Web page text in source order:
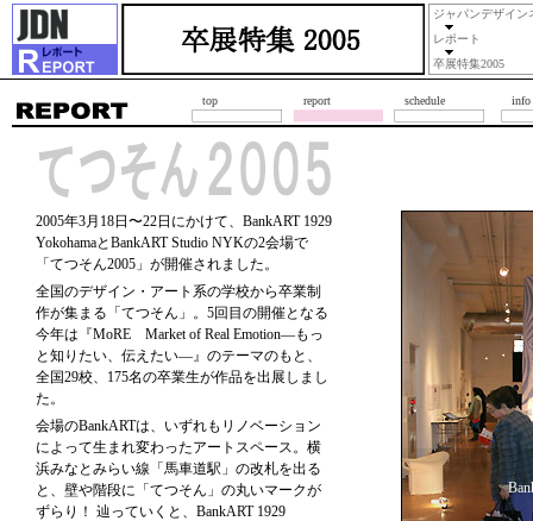
ジャパンデザイン
レポート
卒展特集2005
top report schedule info
2005年3月18日〜22日にかけて、BankART 1929
YokohamaとBankART Studio NYKの2会場で
「てつそん2005」が開催されました。
全国のデザイン・アート系の学校から卒業制
作が集まる「てつそん」。5回目の開催となる
今年は『MoRE Market of Real Emotion—もっ
と知りたい、伝えたい—』のテーマのもと、
全国29校、175名の卒業生が作品を出展しまし
た。
会場のBankARTは、いずれもリノベーション
によって生まれ変わったアートスペース。横
浜みなとみらい線「馬車道駅」の改札を出る
と、壁や階段に「てつそん」の丸いマークが
ずらり！ 辿っていくと、BankART 1929